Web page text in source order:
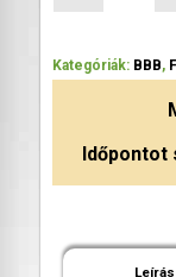
Kategóriák: BBB,
Időpontot
Leírás